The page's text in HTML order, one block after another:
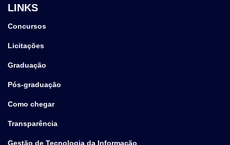
LINKS
Concursos
Licitações
Graduação
Pós-graduação
Como chegar
Transparência
Gestão de Tecnologia da Informação